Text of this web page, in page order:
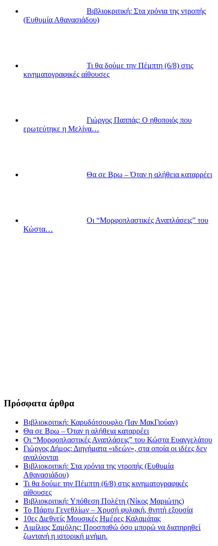
Βιβλιοκριτική: Στα χρόνια της ντροπής
(Ευθυμία Αθανασιάδου)
Τι θα δούμε την Πέμπτη (6/8) στις
κινηματογραφικές αίθουσες
Γιώργος Παππάς: Ο ηθοποιός που
ερωτεύτηκε η Μελίνα…
Θα σε Βρω – Όταν η αλήθεια καταρρέει
Οι “Μορφοπλαστικές Αναπλάσεις” του
Κώστα…
Πρόσφατα άρθρα
Βιβλιοκριτική: Καρυδότσουφλο (Ίαν ΜακΓιούαν)
Θα σε Βρω – Όταν η αλήθεια καταρρέει
Οι “Μορφοπλαστικές Αναπλάσεις” του Κώστα Ευαγγελάτου
Γιώργος Δήμος: Διηγήματα «ιδεών», στα οποία οι ιδέες δεν
αναλύονται
Βιβλιοκριτική: Στα χρόνια της ντροπής (Ευθυμία
Αθανασιάδου)
Τι θα δούμε την Πέμπτη (6/8) στις κινηματογραφικές
αίθουσες
Βιβλιοκριτική: Υπόθεση Πολέτη (Νίκος Μαριώτης)
Το Πάρτυ Γενεθλίων – Χρυσή φυλακή, θνητή εξουσία
10ες Διεθνείς Μουσικές Ημέρες Καλαμάτας
Αιμίλιος Σαμόλης: Προσπαθώ όσο μπορώ να διατηρηθεί
ζωντανή η ιστορική μνήμη.